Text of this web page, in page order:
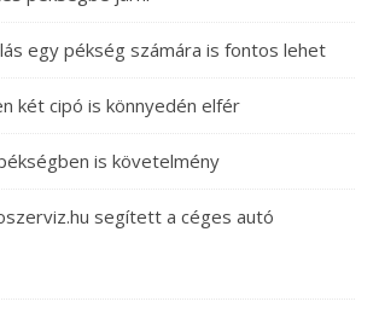
egy pékség számára is fontos lehet
két cipó is könnyedén elfér
is követelmény
segített a céges autó